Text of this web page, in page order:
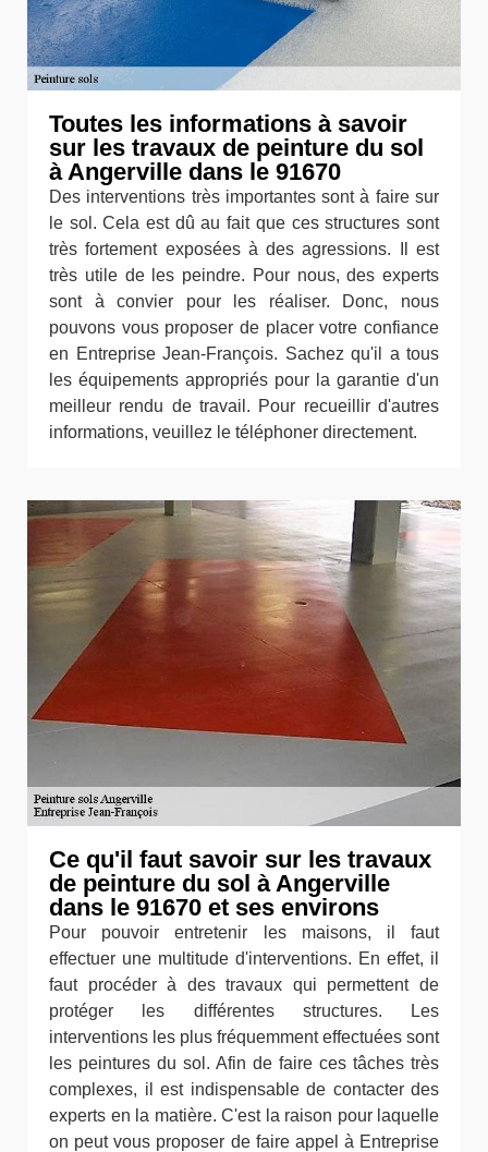
Toutes les informations à savoir
sur les travaux de peinture du sol
à Angerville dans le 91670
Des interventions très importantes sont à faire sur
le sol. Cela est dû au fait que ces structures sont
très fortement exposées à des agressions. Il est
très utile de les peindre. Pour nous, des experts
sont à convier pour les réaliser. Donc, nous
pouvons vous proposer de placer votre confiance
en Entreprise Jean-François. Sachez qu'il a tous
les équipements appropriés pour la garantie d'un
meilleur rendu de travail. Pour recueillir d'autres
informations, veuillez le téléphoner directement.
Ce qu'il faut savoir sur les travaux
de peinture du sol à Angerville
dans le 91670 et ses environs
Pour pouvoir entretenir les maisons, il faut
effectuer une multitude d'interventions. En effet, il
faut procéder à des travaux qui permettent de
protéger les différentes structures. Les
interventions les plus fréquemment effectuées sont
les peintures du sol. Afin de faire ces tâches très
complexes, il est indispensable de contacter des
experts en la matière. C'est la raison pour laquelle
on peut vous proposer de faire appel à Entreprise